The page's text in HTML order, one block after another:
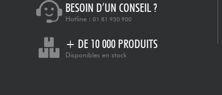
BESOIN D’UN CONSEIL ?
Hotline : 01 81 930 900
+ DE 10 000 PRODUITS
Disponibles en stock